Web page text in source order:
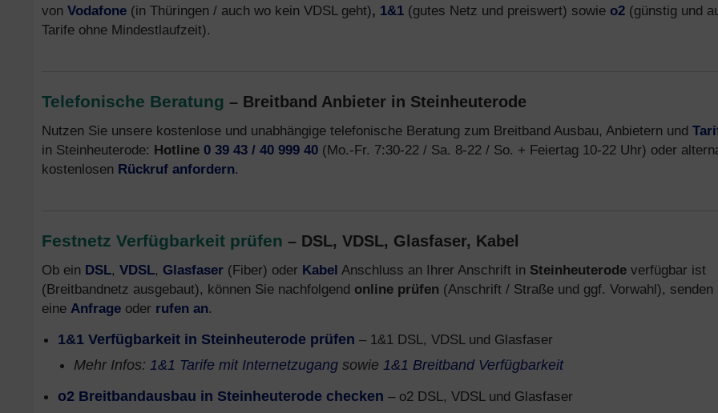
von Vodafone (in Thüringen / auch wo kein VDSL geht), 1&1 (gutes Netz und preiswert) sowie o2 (günstig und
Tarife ohne Mindestlaufzeit).
Telefonische Beratung – Breitband Anbieter in Steinheuterode
Nutzen Sie unsere kostenlose und unabhängige telefonische Beratung zum Breitband Ausbau, Anbietern und
in Steinheuterode: Hotline 0 39 43 / 40 999 40 (Mo.-Fr. 7:30-22 / Sa. 8-22 / So. + Feiertag 10-22 Uhr) oder
kostenlosen Rückruf anfordern.
Festnetz Verfügbarkeit prüfen – DSL, VDSL, Glasfaser, Kabel
Ob ein DSL, VDSL, Glasfaser (Fiber) oder Kabel Anschluss an Ihrer Anschrift in Steinheuterode verfügbar ist
(Breitbandnetz ausgebaut), können Sie nachfolgend online prüfen (Anschrift / Straße und ggf. Vorwahl), senden
eine Anfrage oder rufen an.
1&1 Verfügbarkeit in Steinheuterode prüfen – 1&1 DSL, VDSL und Glasfaser
Mehr Infos: 1&1 Tarife mit Internetzugang sowie 1&1 Breitband Verfügbarkeit
o2 Breitbandausbau in Steinheuterode checken – o2 DSL, VDSL und Glasfaser